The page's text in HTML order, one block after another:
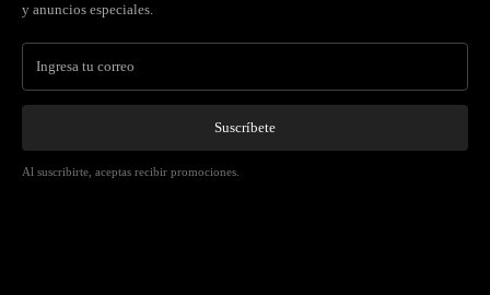
y anuncios especiales.
Suscríbete
Al suscribirte, aceptas recibir promociones.